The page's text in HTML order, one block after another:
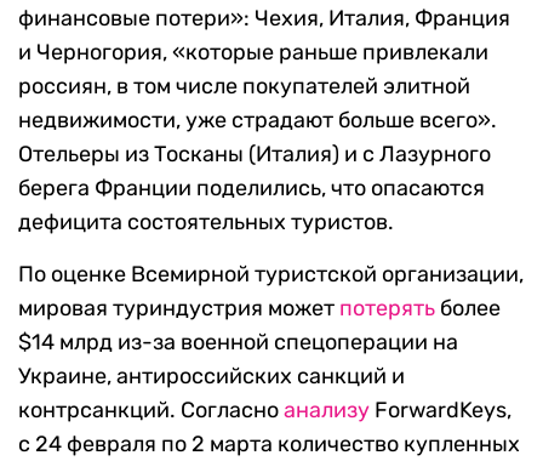
финансовые потери»: Чехия, Италия, Франция
и Черногория, «которые раньше привлекали
россиян, в том числе покупателей элитной
недвижимости, уже страдают больше всего».
Отельеры из Тосканы (Италия) и с Лазурного
берега Франции поделились, что опасаются
дефицита состоятельных туристов.
По оценке Всемирной туристской организации,
мировая туриндустрия может потерять более
$14 млрд из-за военной спецоперации на
Украине, антироссийских санкций и
контрсанкций. Согласноанализу ForwardKeys,
с 24 февраля по 2 марта количество купленных